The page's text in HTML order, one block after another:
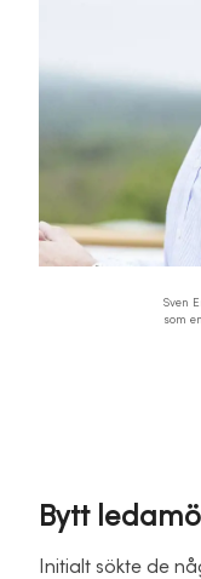
Sven
som
Bytt
Initialt sökte de